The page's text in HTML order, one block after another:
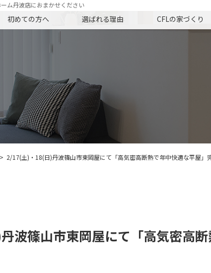
ム丹波店におまかせください
初めての方へ 選ばれる理由 CFLの家づくり
2/17(土)・18(日)丹波篠山市東岡屋にて「高気密高断熱で年中快適な平屋」
波篠山市東岡屋にて「高気密高